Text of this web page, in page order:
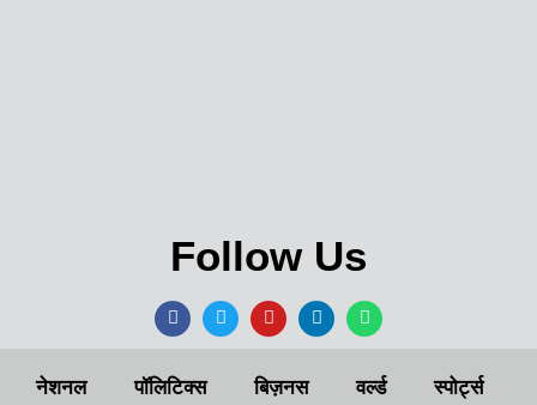
Follow Us
नेशनल पॉलिटिक्स बिज़नस वर्ल्ड स्पोर्ट्स